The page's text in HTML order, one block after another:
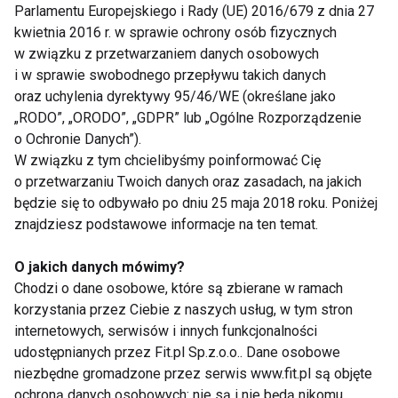
dziecka. Zaspokojenie potrzeb aktywności ruchowej
tworzy również solidne podstawy i umożliwia, a
nawet toruje drogę rozwojowi umysłowemu,
społecznemu i emocjonalnemu.
Aktywność fizyczna w formie zabawy
– Aby wysiłek fizyczny przyniósł dziecku korzyści
wcale nie musi być monotonny i wyczerpujący.
atrakcyjną dla dzieci formę, a aktywność powinna
być zabawą. Tylko w ten sposób ruch może być
radosnym i efektywnym procesem wspierającym
prawidłowy rozwój maluchów – mówi ekspert z
Rodzinnego Centrum Rozrywki Loopy’s World,
psycholog Agata Jakób.
Parlamentu Europejskiego i Rady (UE) 2016/679 z dnia 27
kwietnia 2016 r. w sprawie ochrony osób fizycznych
w związku z przetwarzaniem danych osobowych
i w sprawie swobodnego przepływu takich danych
oraz uchylenia dyrektywy 95/46/WE (określane jako
„RODO”, „ORODO”, „GDPR” lub „Ogólne Rozporządzenie
o Ochronie Danych”).
W związku z tym chcielibyśmy poinformować Cię
o przetwarzaniu Twoich danych oraz zasadach, na jakich
będzie się to odbywało po dniu 25 maja 2018 roku. Poniżej
znajdziesz podstawowe informacje na ten temat.
O jakich danych mówimy?
Chodzi o dane osobowe, które są zbierane w ramach
korzystania przez Ciebie z naszych usług, w tym stron
internetowych, serwisów i innych funkcjonalności
udostępnianych przez Fit.pl Sp.z.o.o.. Dane osobowe
niezbędne gromadzone przez serwis www.fit.pl są objęte